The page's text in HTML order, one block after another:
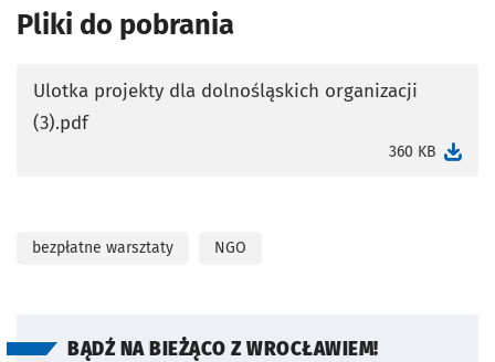
Pliki do pobrania
Ulotka projekty dla dolnośląskich organizacji
(3).pdf
360 KB
otworzy się w nowej karcie
bezpłatne warsztaty NGO
BĄDŹ NA BIEŻĄCO Z WROCŁAWIEM!